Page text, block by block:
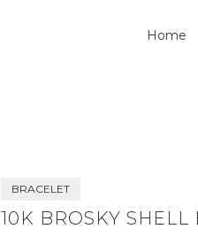
Home
BRACELET
10K BROSKY SHELL